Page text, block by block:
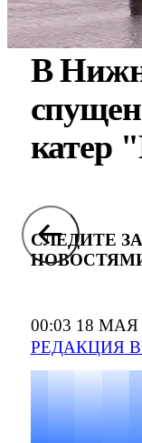
00:03 18 МАЯ
РЕДАКЦИЯ
В
катер
СЛЕДИТЕ ЗА